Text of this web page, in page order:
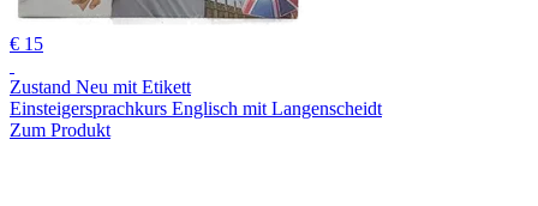
€ 15
Zustand Neu mit Etikett
Einsteigersprachkurs Englisch mit Langenscheidt
Zum Produkt